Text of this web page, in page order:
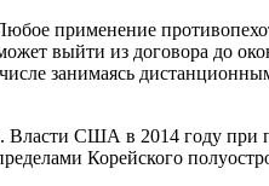
применение
выйти из договора до
числе занимаясь
США в 2014 году при
Корейского